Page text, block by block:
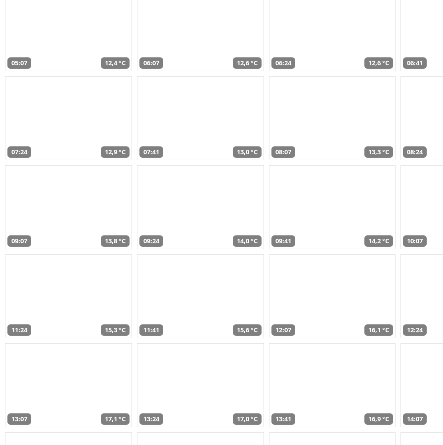
05:07 12,4 °C 06:07 12,6 °C 06:24 12,6 °C 06:41
07:24 12,9 °C 07:41 13,0 °C 08:07 13,3 °C 08:24
09:07 13,8 °C 09:24 14,0 °C 09:41 14,2 °C 10:07
11:24 15,3 °C 11:41 15,6 °C 12:07 16,1 °C 12:24
13:07 17,1 °C 13:24 17,0 °C 13:41 16,9 °C 14:07